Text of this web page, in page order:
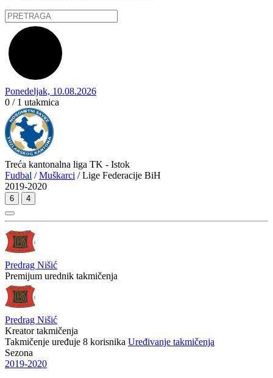
Ponedeljak, 10.08.2026
0 / 1 utakmica
Treća kantonalna liga TK - Istok
Fudbal /Muškarci / Lige Federacije BiH
2019-2020
6 4
Predrag Nišić
Premijum urednik takmičenja
Predrag Nišić
Kreator takmičenja
Takmičenje uređuje 8 korisnika Uređivanje takmičenja
Sezona
2019-2020